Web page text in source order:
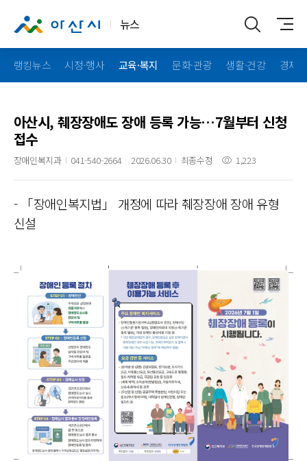
뉴스
랭킹뉴스 시정·행사 교육·복지 문화·관광 생활·건강 경제·
아산시, 췌장장애도 장애 등록 가능…7월부터 신청
접수
장애인복지과 041-540-2664 2026.06.30 최종수정 1,223
- 「장애인복지법」 개정에 따라 췌장장애 장애 유형
신설